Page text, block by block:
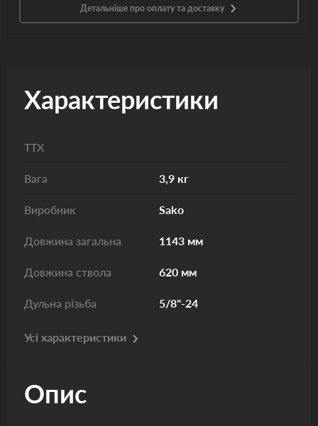
Детальніше про оплату та доставку
Характеристики
ТТХ
Вага 3,9 кг
Виробник Sako
Довжина загальна 1143 мм
Довжина ствола 620 мм
Дульна різьба 5/8"-24
Усі характеристики
Опис